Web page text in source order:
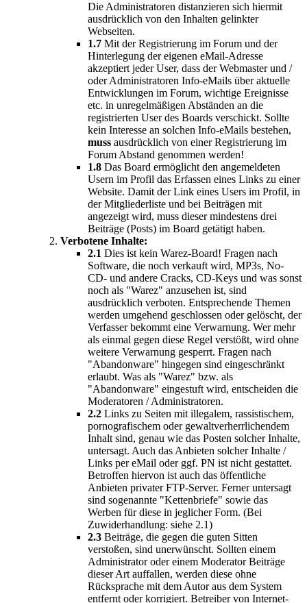
Die Administratoren distanzieren sich hiermit
ausdrücklich von den Inhalten gelinkter
Webseiten.
1.7 Mit der Registrierung im Forum und der
Hinterlegung der eigenen eMail-Adresse
akzeptiert jeder User, dass der Webmaster und /
oder Administratoren Info-eMails über aktuelle
Entwicklungen im Forum, wichtige Ereignisse
etc. in unregelmäßigen Abständen an die
registrierten User des Boards verschickt. Sollte
kein Interesse an solchen Info-eMails bestehen,
muss ausdrücklich von einer Registrierung im
Forum Abstand genommen werden!
1.8 Das Board ermöglicht den angemeldeten
Usern im Profil das Erfassen eines Links zu einer
Website. Damit der Link eines Users im Profil, in
der Mitgliederliste und bei Beiträgen mit
angezeigt wird, muss dieser mindestens drei
Beiträge (Posts) im Board getätigt haben.
Verbotene Inhalte:
2.1 Dies ist kein Warez-Board! Fragen nach
Software, die noch verkauft wird, MP3s, No-
CD- und andere Cracks, CD-Keys und was sonst
noch als "Warez" anzusehen ist, sind
ausdrücklich verboten. Entsprechende Themen
werden umgehend geschlossen oder gelöscht, der
Verfasser bekommt eine Verwarnung. Wer mehr
als einmal gegen diese Regel verstößt, wird ohne
weitere Verwarnung gesperrt. Fragen nach
"Abandonware" hingegen sind eingeschränkt
erlaubt. Was als "Warez" bzw. als
"Abandonware" eingestuft wird, entscheiden die
Moderatoren / Administratoren.
2.2 Links zu Seiten mit illegalem, rassistischem,
pornografischem oder gewaltverherrlichendem
Inhalt sind, genau wie das Posten solcher Inhalte,
untersagt. Auch das Anbieten solcher Inhalte /
Links per eMail oder ggf. PN ist nicht gestattet.
Betroffen hiervon ist auch das öffentliche
Anbieten privater FTP-Server. Ferner untersagt
sind sogenannte "Kettenbriefe" sowie das
Werben für diese in jeglicher Form. (Bei
Zuwiderhandlung: siehe 2.1)
2.3 Beiträge, die gegen die guten Sitten
verstoßen, sind unerwünscht. Sollten einem
Administrator oder einem Moderator Beiträge
dieser Art auffallen, werden diese ohne
Rücksprache mit dem Autor aus dem System
entfernt oder korrigiert. Betreiber von Internet-